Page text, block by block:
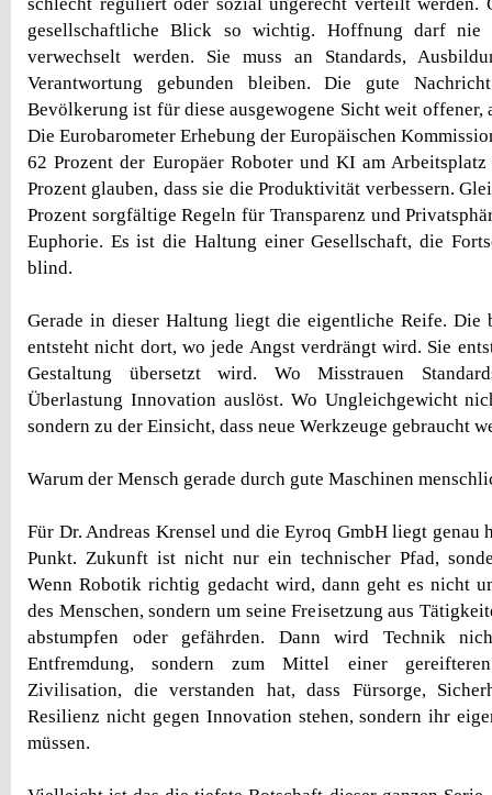
gesellschaftliche Blick so wichtig. Hoffnung darf nie
verwechselt werden. Sie muss an Standards,
Verantwortung gebunden bleiben. Die gute
Bevölkerung ist für diese ausgewogene Sicht weit offener,
Die Eurobarometer Erhebung der Europäischen
62 Prozent der Europäer Roboter und KI am
Prozent glauben, dass sie die Produktivität verbessern.
Prozent sorgfältige Regeln für Transparenz und
Euphorie. Es ist die Haltung einer Gesellschaft, die
blind.
Gerade in dieser Haltung liegt die eigentliche Reife. Die
entsteht nicht dort, wo jede Angst verdrängt wird. Sie
Gestaltung übersetzt wird. Wo Misstrauen
Überlastung Innovation auslöst. Wo Ungleichgewicht
sondern zu der Einsicht, dass neue Werkzeuge gebraucht
Warum der Mensch gerade durch gute Maschinen
Für Dr. Andreas Krensel und die Eyroq GmbH liegt genau
Punkt. Zukunft ist nicht nur ein technischer Pfad,
Wenn Robotik richtig gedacht wird, dann geht es nicht
des Menschen, sondern um seine Freisetzung aus
abstumpfen oder gefährden. Dann wird Technik
Entfremdung, sondern zum Mittel einer
Zivilisation, die verstanden hat, dass Fürsorge,
Resilienz nicht gegen Innovation stehen, sondern ihr
müssen.